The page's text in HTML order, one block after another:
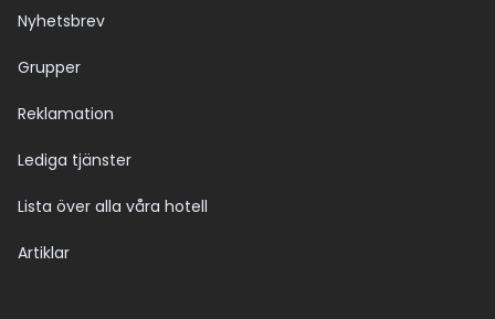
Nyhetsbrev
Grupper
Reklamation
Lediga tjänster
Lista över alla våra hotell
Artiklar